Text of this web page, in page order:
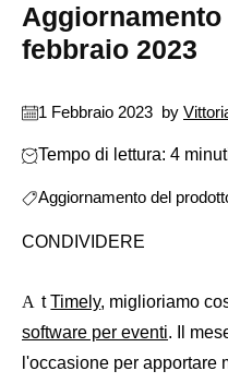
febbraio 2023
1 Febbraio 2023 by
Tempo di lettura: 4
Aggiornamento del
CONDIVIDERE
AtTimely, miglioriamo
software per eventi. Il
l'occasione per apportare